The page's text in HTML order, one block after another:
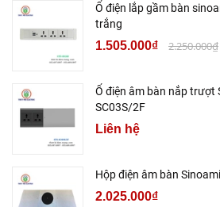
Ổ điện lắp gầm bàn
trắng
1.505.000₫ 2.250.000₫
Ổ điện âm bàn nắp trượt
SC03S/2F
Liên hệ
Hộp điện âm bàn
2.025.000₫